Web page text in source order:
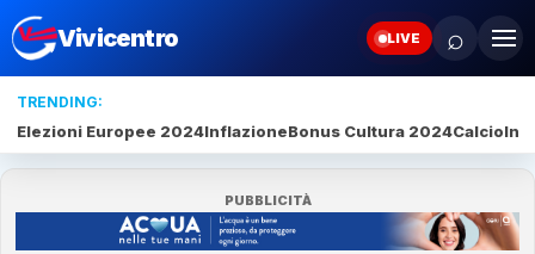
Vivicentro LIVE ⌕
TRENDING:
Elezioni Europee 2024InflazioneBonus Cultura 2024Calcio
PUBBLICITÀ